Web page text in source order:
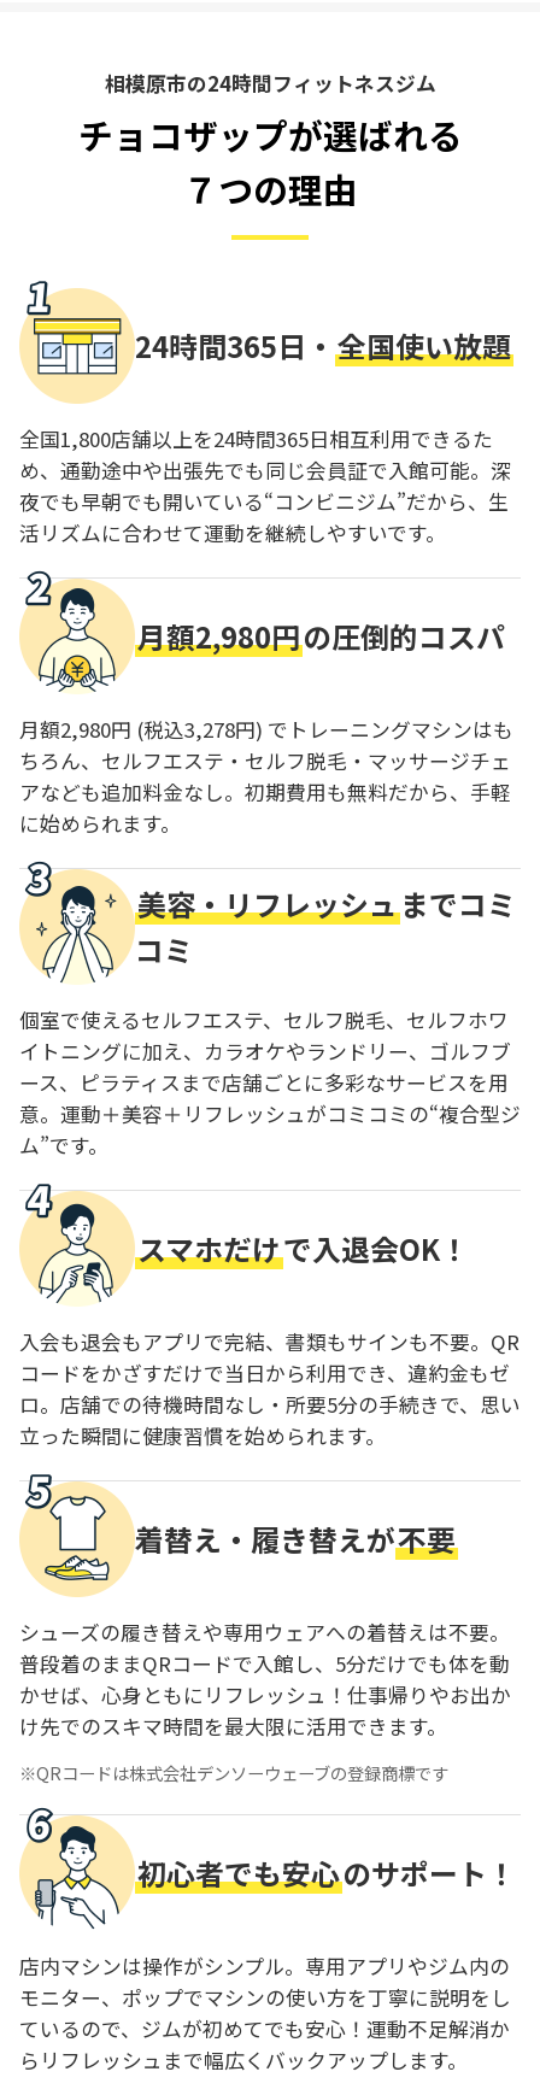
相模原市の24時間フィットネスジム
チョコザップが選ばれる
７つの理由
24時間365日・ 全国使い放題
全国1,800店舗以上を24時間365日相互利用できるた
め、通勤途中や出張先でも同じ会員証で入館可能。深
夜でも早朝でも開いている“コンビニジム”だから、生
活リズムに合わせて運動を継続しやすいです。
月額2,980円の圧倒的コスパ
月額2,980円 (税込3,278円) でトレーニングマシンはも
ちろん、セルフエステ・セルフ脱毛・マッサージチェ
アなども追加料金なし。初期費用も無料だから、手軽
に始められます。
美容・リフレッシュまでコミ
コミ
個室で使えるセルフエステ、セルフ脱毛、セルフホワ
イトニングに加え、カラオケやランドリー、ゴルフブ
ース、ピラティスまで店舗ごとに多彩なサービスを用
意。運動＋美容＋リフレッシュがコミコミの“複合型ジ
ム”です。
スマホだけで入退会OK！
入会も退会もアプリで完結、書類もサインも不要。QR
コードをかざすだけで当日から利用でき、違約金もゼ
ロ。店舗での待機時間なし・所要5分の手続きで、思い
立った瞬間に健康習慣を始められます。
着替え・履き替えが不要
シューズの履き替えや専用ウェアへの着替えは不要。
普段着のままQRコードで入館し、5分だけでも体を動
かせば、心身ともにリフレッシュ！仕事帰りやお出か
け先でのスキマ時間を最大限に活用できます。
QRコードは株式会社デンソーウェーブの登録商標です
初心者でも安心のサポート！
店内マシンは操作がシンプル。専用アプリやジム内の
モニター、ポップでマシンの使い方を丁寧に説明をし
ているので、ジムが初めてでも安心！運動不足解消か
らリフレッシュまで幅広くバックアップします。